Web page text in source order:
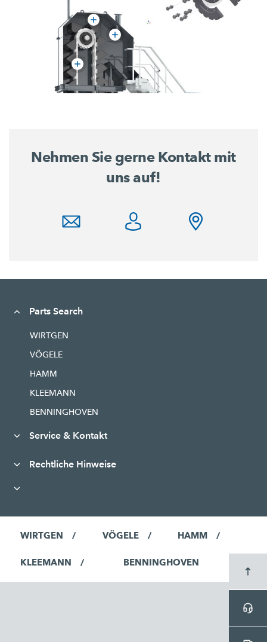
Nehmen Sie gerne Kontakt mit
uns auf!
Parts Search
WIRTGEN
VÖGELE
HAMM
KLEEMANN
BENNINGHOVEN
Service & Kontakt
Rechtliche Hinweise
WIRTGEN VÖGELE HAMM
KLEEMANN BENNINGHOVEN